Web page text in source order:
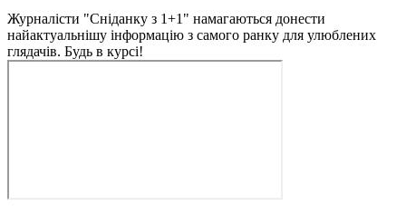
Журналісти "Сніданку з 1+1" намагаються донести
найактуальнішу інформацію з самого ранку для улюблених
глядачів. Будь в курсі!